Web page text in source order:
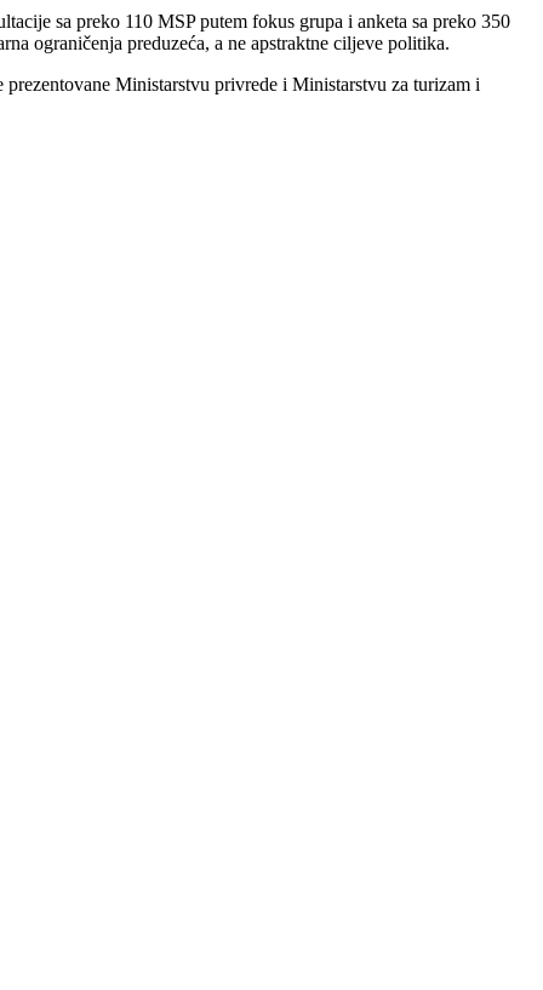
sa preko 110 MSP putem fokus grupa i anketa sa preko 350
ograničenja preduzeća, a ne apstraktne ciljeve politika.
Ministarstvu privrede i Ministarstvu za turizam i